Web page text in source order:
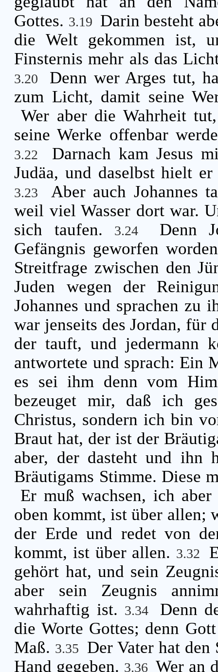
Gottes. 3.19 Darin besteht
die Welt gekommen ist,
Finsternis mehr als das
3.20
Denn wer Arges tut,
zum Licht, damit seine
Wer aber die Wahrheit
seine Werke offenbar
3.22
Darnach kam Jesus
Judäa, und daselbst hielt
3.23
Aber auch Johannes
weil viel Wasser dort war.
sich taufen.
3.24
Denn
Gefängnis geworfen
Streitfrage zwischen den
Juden wegen der
Johannes und sprachen zu
war jenseits des Jordan, für
der tauft, und jedermann
antwortete und sprach: Ein
es sei ihm denn vom
bezeuget mir, daß ich
Christus, sondern ich bin
Braut hat, der ist der
aber, der dasteht und ihn
Bräutigams Stimme. Diese
Er muß wachsen, ich
oben kommt, ist über allen;
der Erde und redet von
kommt, ist über allen. 3.32
gehört hat, und sein
aber sein Zeugnis
wahrhaftig ist. 3.34
Denn
die Worte Gottes; denn
Maß. 3.35
Der Vater hat
Hand gegeben. 3.36 Wer an